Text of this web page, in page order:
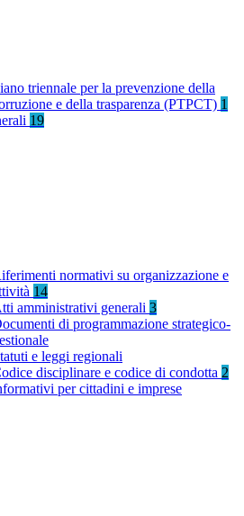
triennale per la prevenzione della
e della trasparenza (PTPCT) 1
19
normativi su organizzazione e
14
amministrativi generali 3
di programmazione strategico-
e leggi regionali
disciplinare e codice di condotta 2
per cittadini e imprese